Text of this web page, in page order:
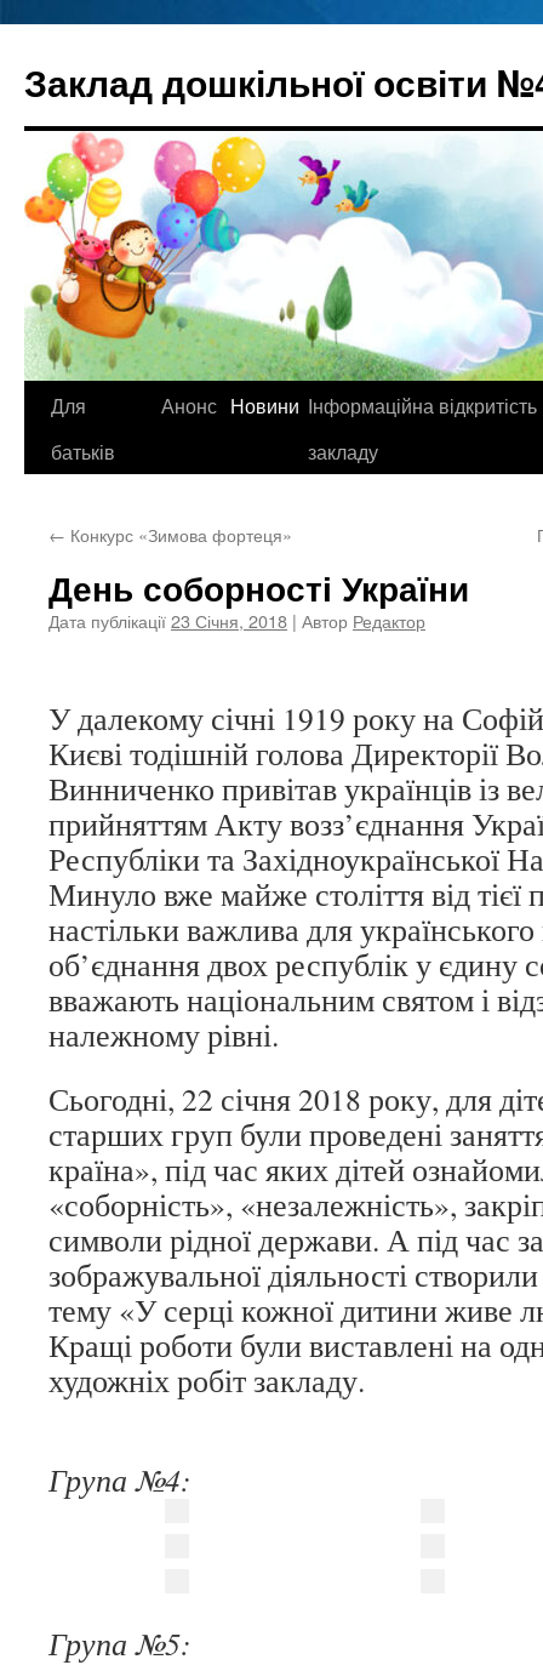
вмісту
Заклад дошкільної освіти
Для
батьків
Анонс Новини Інформаційна відкритість
закладу
← Конкурс «Зимова фортеця»
День соборності України
Дата публікації23 Січня, 2018 | Автор Редактор
У далекому січні 1919 року на
Києві тодішній голова Директорії
Винниченко привітав українців із
прийняттям Акту возз’єднання
Республіки та Західноукраїнської
Минуло вже майже століття від тієї
настільки важлива для
об’єднання двох республік у єдину
вважають національним святом і
належному рівні.
Сьогодні, 22 січня 2018 року, для
старших груп були проведені
країна», під час яких дітей
«соборність», «незалежність»,
символи рідної держави. А під час
зображувальної діяльності
тему «У серці кожної дитини живе
Кращі роботи були виставлені на
художніх робіт закладу.
Група №4:
Група №5: